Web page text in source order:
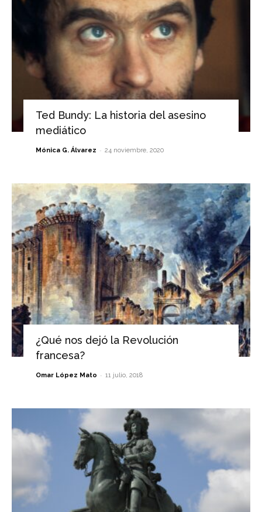
Ted Bundy: La historia del asesino
mediático
Mónica G. Álvarez - 24 noviembre, 2020
¿Qué nos dejó la Revolución
francesa?
Omar López Mato - 11 julio, 2018